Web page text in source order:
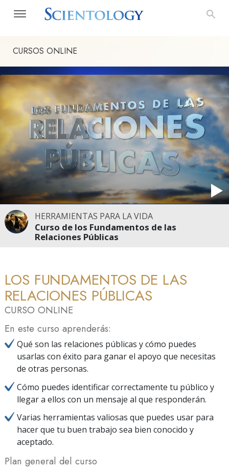
CURSOS ONLINE
HERRAMIENTAS PARA LA VIDA
Curso de los Fundamentos de las
Relaciones Públicas
LOS FUNDAMENTOS DE LAS
RELACIONES PÚBLICAS
CURSO ONLINE
En este curso aprenderás:
Qué son las relaciones públicas y cómo puedes
usarlas con éxito para ganar el apoyo que necesitas
de otras personas.
Cómo puedes identificar correctamente tu público y
llegar a ellos con un mensaje al que responderán.
Varias herramientas valiosas que puedes usar para
hacer que tu buen trabajo sea bien conocido y
aceptado.
Plan general del curso